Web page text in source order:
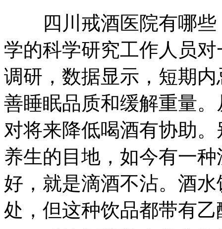
四川戒酒医院有哪些
学的科学研究工作人员
调研，数据显示，短期
善睡眠品质和缓解重量
对将来降低喝酒有协助
养生的目地，如今有一
好，就是滴酒不沾。酒
处，但这种饮品都带有